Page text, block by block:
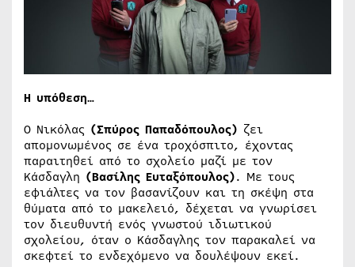
Η υπόθεση…
Ο Νικόλας (Σπύρος Παπαδόπουλος) ζει
απομονωμένος σε ένα τροχόσπιτο, έχοντας
παραιτηθεί από το σχολείο μαζί με τον
Κάσδαγλη (Βασίλης Ευταξόπουλος). Με τους
εφιάλτες να τον βασανίζουν και τη σκέψη στα
θύματα από το μακελειό, δέχεται να γνωρίσει
τον διευθυντή ενός γνωστού ιδιωτικού
σχολείου, όταν ο Κάσδαγλης τον παρακαλεί να
σκεφτεί το ενδεχόμενο να δουλέψουν εκεί.